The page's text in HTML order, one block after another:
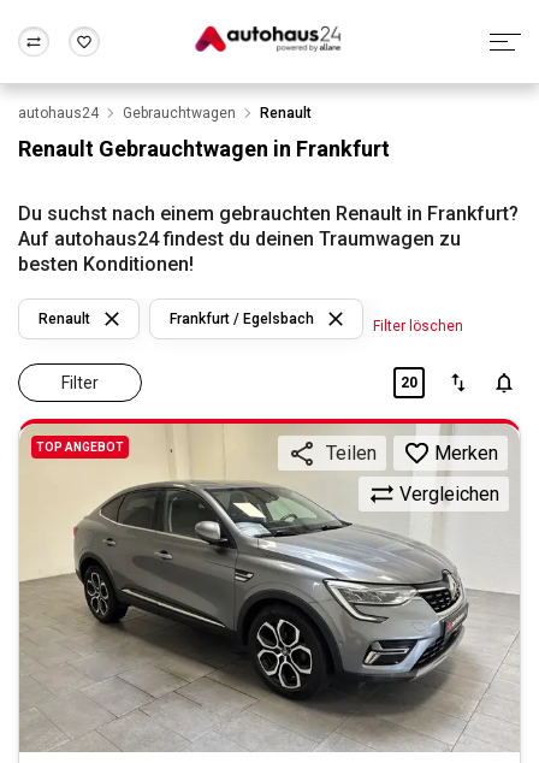
Wir bewerten dein Auto
Alle Fragen & Antworten
Rund um die Inzahlungnahme
Frankfurt Wuppertal
autohaus24 Gebrauchtwagen Renault
Renault Gebrauchtwagen in Frankfurt
Du suchst nach einem gebrauchten Renault in Frankfurt?
Auf autohaus24 findest du deinen Traumwagen zu
besten Konditionen!
Filter
Renault Frankfurt / Egelsbach Filter löschen
20
TOP ANGEBOT
Vergleichen
Teilen Merken